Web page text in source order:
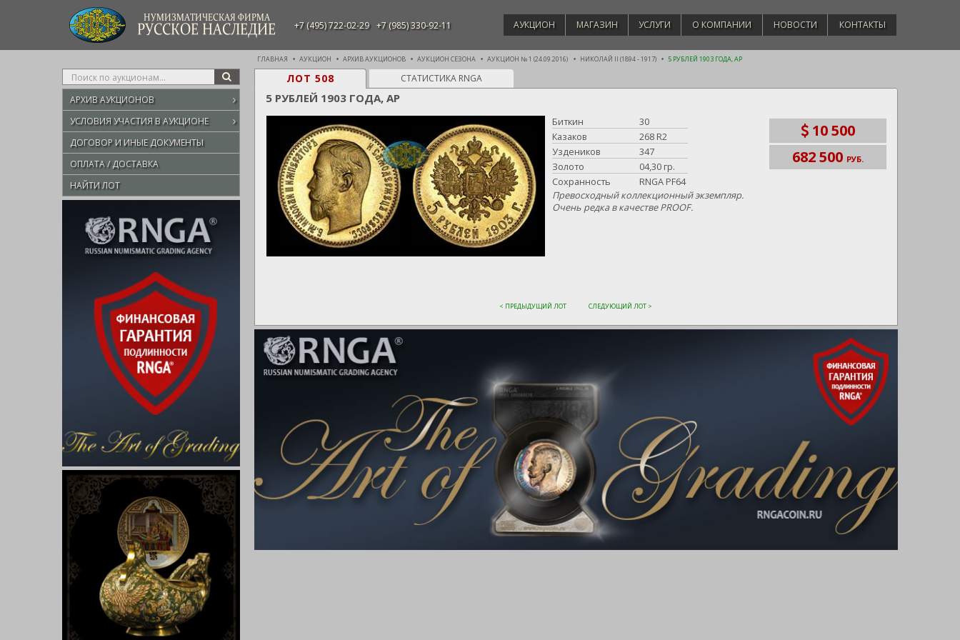
НУМИЗМАТИЧЕСКАЯ ФИРМА
РУССКОЕ НАСЛЕДИЕ +7 (495) 722-02-29 +7 (985) 330-92-11 АУКЦИОН МАГАЗИН УСЛУГИ О КОМПАНИИ НОВОСТИ КОНТАКТЫ
ГЛАВНАЯ АУКЦИОН АРХИВ АУКЦИОНОВ АУКЦИОН СЕЗОНА АУКЦИОН № 1 (24.09.2016) НИКОЛАЙ II (1894 - 1917) 5 РУБЛЕЙ 1903 ГОДА, АР
Type
your
search
here
SEARCH
АРХИВ АУКЦИОНОВ
УСЛОВИЯ УЧАСТИЯ В АУКЦИОНЕ
ДОГОВОР И ИНЫЕ ДОКУМЕНТЫ
ОПЛАТА / ДОСТАВКА
НАЙТИ ЛОТ
ЛОТ 508 СТАТИСТИКА RNGA
5 РУБЛЕЙ 1903 ГОДА, АР
Биткин
30
Казаков
268 R2
Уздеников
347
Золото
04,30 гр.
Сохранность
RNGA PF64
Превосходный коллекционный экземпляр.
Очень редка в качестве PROOF.
10 500
682 500 РУБ.
< ПРЕДЫДУЩИЙ ЛОТ СЛЕДУЮЩИЙ ЛОТ >